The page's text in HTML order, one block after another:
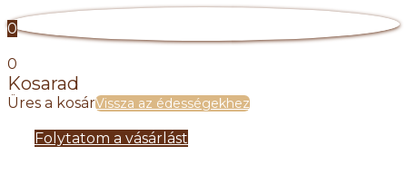
0
0
Kosarad
Üres a kosárVissza az édességekhez
Folytatom a vásárlást